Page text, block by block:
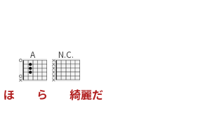
ほ
A
ら
N.C.
綺麗た